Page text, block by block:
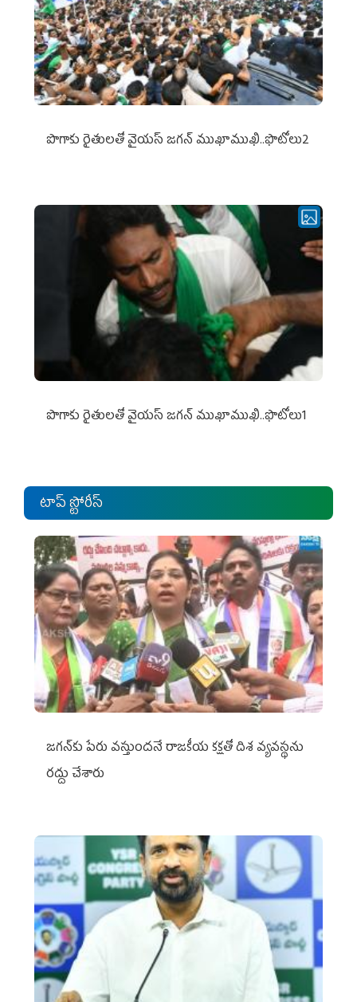
పొగాకు రైతుల‌తో వైయ‌స్ జ‌గ‌న్ ముఖాముఖి..ఫొటోలు2
పొగాకు రైతుల‌తో వైయ‌స్ జ‌గ‌న్ ముఖాముఖి..ఫొటోలు1
టాప్ స్టోరీస్
జగన్‌కు పేరు వస్తుందనే రాజకీయ కక్షతో దిశ వ్య‌వ‌స్థ‌ను
రద్దు చేశారు